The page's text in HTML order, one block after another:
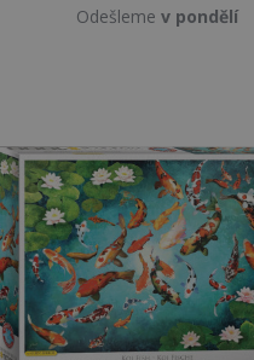
Odešleme v pondělí